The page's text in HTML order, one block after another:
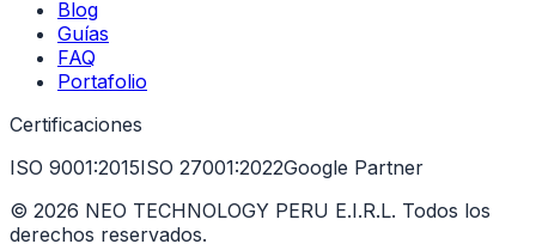
Blog
Guías
FAQ
Portafolio
Certificaciones
ISO 9001:2015ISO 27001:2022Google Partner
© 2026 NEO TECHNOLOGY PERU E.I.R.L. Todos los
derechos reservados.